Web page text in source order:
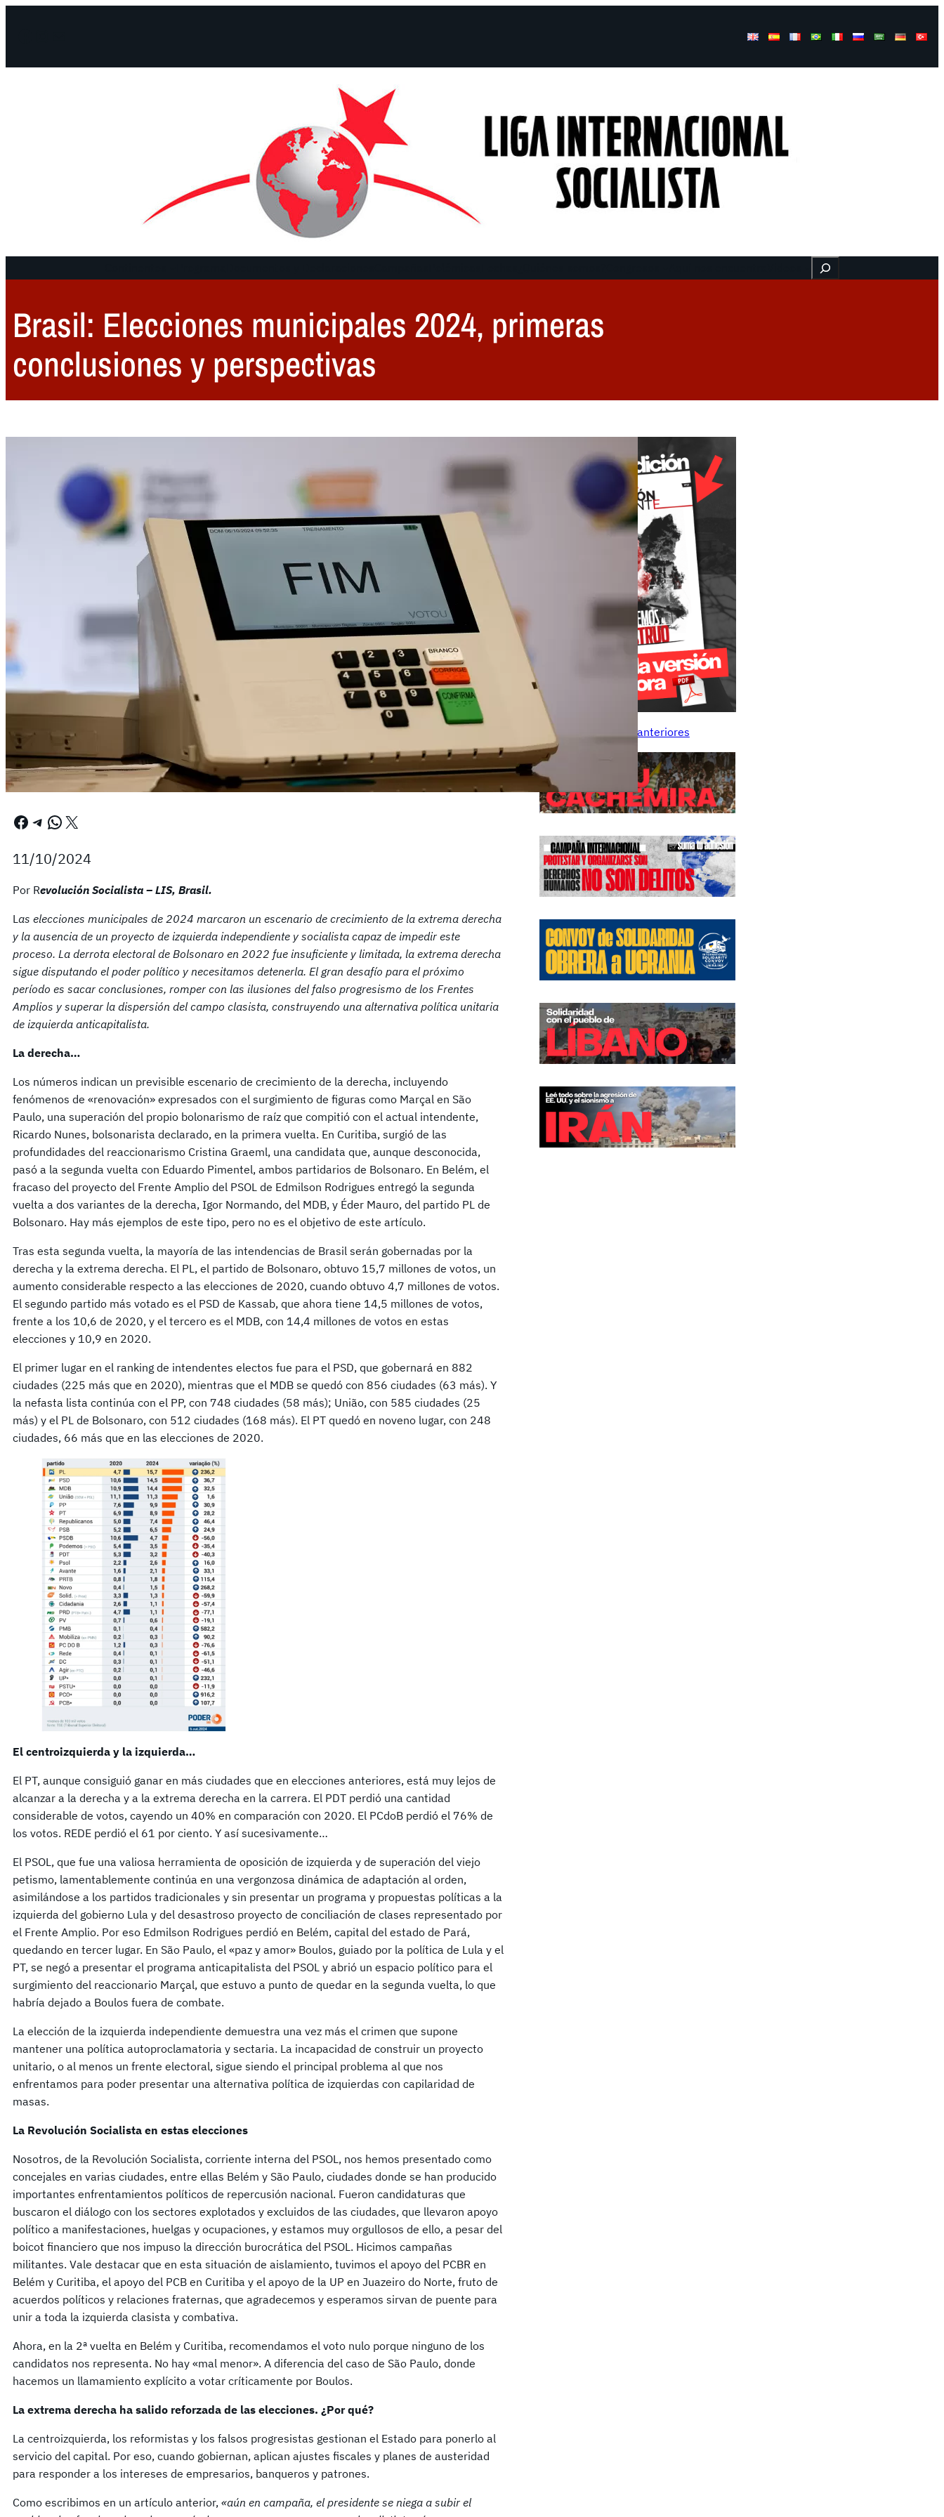
Buscar
Brasil: Elecciones municipales 2024, primeras
conclusiones y perspectivas
Facebook Telegram WhatsApp X
11/10/2024
Por Revolución Socialista – LIS, Brasil.
Las elecciones municipales de 2024 marcaron un escenario de crecimiento de la extrema derecha
y la ausencia de un proyecto de izquierda independiente y socialista capaz de impedir este
proceso. La derrota electoral de Bolsonaro en 2022 fue insuficiente y limitada, la extrema derecha
sigue disputando el poder político y necesitamos detenerla. El gran desafío para el próximo
período es sacar conclusiones, romper con las ilusiones del falso progresismo de los Frentes
Amplios y superar la dispersión del campo clasista, construyendo una alternativa política unitaria
de izquierda anticapitalista.
La derecha…
Los números indican un previsible escenario de crecimiento de la derecha, incluyendo
fenómenos de «renovación» expresados con el surgimiento de figuras como Marçal en São
Paulo, una superación del propio bolonarismo de raíz que compitió con el actual intendente,
Ricardo Nunes, bolsonarista declarado, en la primera vuelta. En Curitiba, surgió de las
profundidades del reaccionarismo Cristina Graeml, una candidata que, aunque desconocida,
pasó a la segunda vuelta con Eduardo Pimentel, ambos partidarios de Bolsonaro. En Belém, el
fracaso del proyecto del Frente Amplio del PSOL de Edmilson Rodrigues entregó la segunda
vuelta a dos variantes de la derecha, Igor Normando, del MDB, y Éder Mauro, del partido PL de
Bolsonaro. Hay más ejemplos de este tipo, pero no es el objetivo de este artículo.
Tras esta segunda vuelta, la mayoría de las intendencias de Brasil serán gobernadas por la
derecha y la extrema derecha. El PL, el partido de Bolsonaro, obtuvo 15,7 millones de votos, un
aumento considerable respecto a las elecciones de 2020, cuando obtuvo 4,7 millones de votos.
El segundo partido más votado es el PSD de Kassab, que ahora tiene 14,5 millones de votos,
frente a los 10,6 de 2020, y el tercero es el MDB, con 14,4 millones de votos en estas
elecciones y 10,9 en 2020.
El primer lugar en el ranking de intendentes electos fue para el PSD, que gobernará en 882
ciudades (225 más que en 2020), mientras que el MDB se quedó con 856 ciudades (63 más). Y
la nefasta lista continúa con el PP, con 748 ciudades (58 más); União, con 585 ciudades (25
más) y el PL de Bolsonaro, con 512 ciudades (168 más). El PT quedó en noveno lugar, con 248
ciudades, 66 más que en las elecciones de 2020.
El centroizquierda y la izquierda…
El PT, aunque consiguió ganar en más ciudades que en elecciones anteriores, está muy lejos de
alcanzar a la derecha y a la extrema derecha en la carrera. El PDT perdió una cantidad
considerable de votos, cayendo un 40% en comparación con 2020. El PCdoB perdió el 76% de
los votos. REDE perdió el 61 por ciento. Y así sucesivamente…
El PSOL, que fue una valiosa herramienta de oposición de izquierda y de superación del viejo
petismo, lamentablemente continúa en una vergonzosa dinámica de adaptación al orden,
asimilándose a los partidos tradicionales y sin presentar un programa y propuestas políticas a la
izquierda del gobierno Lula y del desastroso proyecto de conciliación de clases representado por
el Frente Amplio. Por eso Edmilson Rodrigues perdió en Belém, capital del estado de Pará,
quedando en tercer lugar. En São Paulo, el «paz y amor» Boulos, guiado por la política de Lula y el
PT, se negó a presentar el programa anticapitalista del PSOL y abrió un espacio político para el
surgimiento del reaccionario Marçal, que estuvo a punto de quedar en la segunda vuelta, lo que
habría dejado a Boulos fuera de combate.
La elección de la izquierda independiente demuestra una vez más el crimen que supone
mantener una política autoproclamatoria y sectaria. La incapacidad de construir un proyecto
unitario, o al menos un frente electoral, sigue siendo el principal problema al que nos
enfrentamos para poder presentar una alternativa política de izquierdas con capilaridad de
masas.
La Revolución Socialista en estas elecciones
Nosotros, de la Revolución Socialista, corriente interna del PSOL, nos hemos presentado como
concejales en varias ciudades, entre ellas Belém y São Paulo, ciudades donde se han producido
importantes enfrentamientos políticos de repercusión nacional. Fueron candidaturas que
buscaron el diálogo con los sectores explotados y excluidos de las ciudades, que llevaron apoyo
político a manifestaciones, huelgas y ocupaciones, y estamos muy orgullosos de ello, a pesar del
boicot financiero que nos impuso la dirección burocrática del PSOL. Hicimos campañas
militantes. Vale destacar que en esta situación de aislamiento, tuvimos el apoyo del PCBR en
Belém y Curitiba, el apoyo del PCB en Curitiba y el apoyo de la UP en Juazeiro do Norte, fruto de
acuerdos políticos y relaciones fraternas, que agradecemos y esperamos sirvan de puente para
unir a toda la izquierda clasista y combativa.
Ahora, en la 2ª vuelta en Belém y Curitiba, recomendamos el voto nulo porque ninguno de los
candidatos nos representa. No hay «mal menor». A diferencia del caso de São Paulo, donde
hacemos un llamamiento explícito a votar críticamente por Boulos.
La extrema derecha ha salido reforzada de las elecciones. ¿Por qué?
La centroizquierda, los reformistas y los falsos progresistas gestionan el Estado para ponerlo al
servicio del capital. Por eso, cuando gobiernan, aplican ajustes fiscales y planes de austeridad
para responder a los intereses de empresarios, banqueros y patrones.
Como escribimos en un artículo anterior, «aún en campaña, el presidente se niega a subir el
Ediciones anteriores